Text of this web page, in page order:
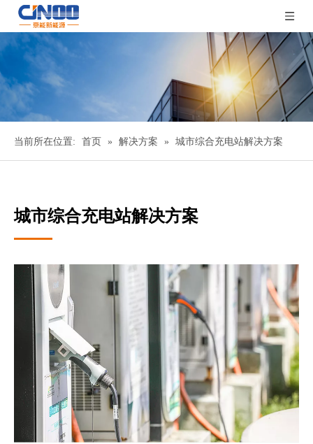
当前所在位置: 首页 » 解决方案 » 城市综合充电站解决方案
城市综合充电站解决方案